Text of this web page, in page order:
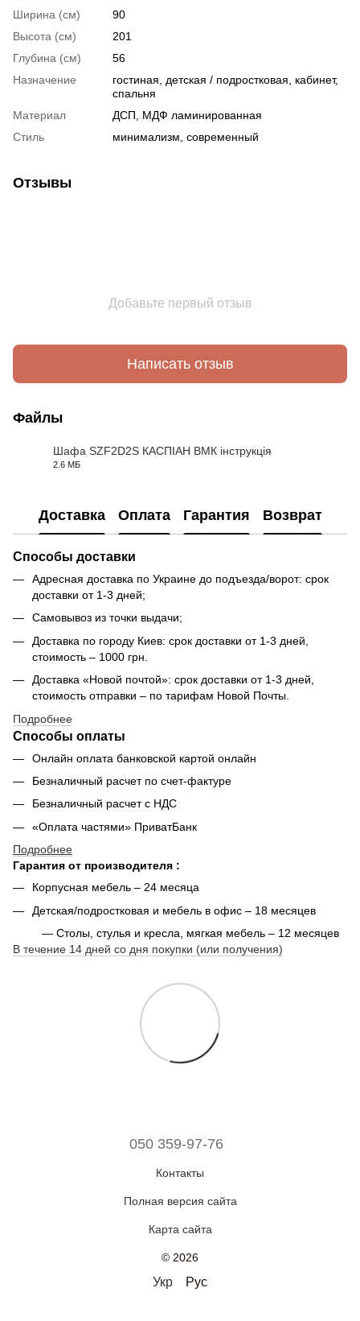
Ширина (см)
90
Высота (см)
201
Глубина (см)
56
Назначение
гостиная, детская / подростковая, кабинет,
спальня
Материал
ДСП, МДФ ламинированная
Стиль
минимализм, современный
Отзывы
Добавьте первый отзыв
Написать отзыв
Файлы
Шафа SZF2D2S КАСПІАН ВМК інструкція
2.6 МБ
Доставка Оплата Гарантия Возврат
Способы доставки
Адресная доставка по Украине до подъезда/ворот: срок
доставки от 1-3 дней;
Самовывоз из точки выдачи;
Доставка по городу Киев: срок доставки от 1-3 дней,
стоимость – 1000 грн.
Доставка «Новой почтой»: срок доставки от 1-3 дней,
стоимость отправки – по тарифам Новой Почты.
Подробнее
Способы оплаты
Онлайн оплата банковской картой онлайн
Безналичный расчет по счет-фактуре
Безналичный расчет с НДС
«Оплата частями» ПриватБанк
Подробнее
Гарантия от производителя :
Корпусная мебель – 24 месяца
Детская/подростковая и мебель в офис – 18 месяцев
— Столы, стулья и кресла, мягкая мебель – 12 месяцев
В течение 14 дней со дня покупки (или получения)
050 359-97-76
Контакты
Полная версия сайта
Карта сайта
© 2026
Укр Рус